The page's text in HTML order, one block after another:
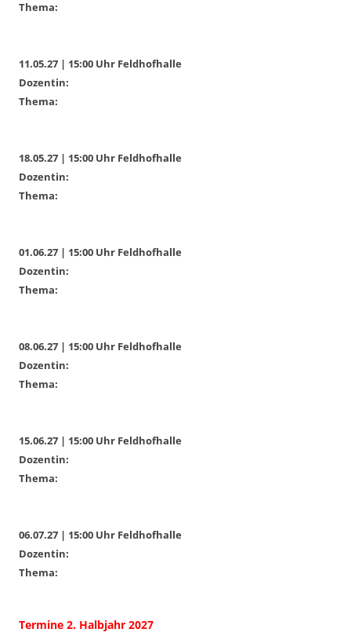
Thema:
11.05.27 | 15:00 Uhr Feldhofhalle
Dozentin:
Thema:
18.05.27 | 15:00 Uhr Feldhofhalle
Dozentin:
Thema:
01.06.27 | 15:00 Uhr Feldhofhalle
Dozentin:
Thema:
08.06.27 | 15:00 Uhr Feldhofhalle
Dozentin:
Thema:
15.06.27 | 15:00 Uhr Feldhofhalle
Dozentin:
Thema:
06.07.27 | 15:00 Uhr Feldhofhalle
Dozentin:
Thema:
Termine 2. Halbjahr 2027